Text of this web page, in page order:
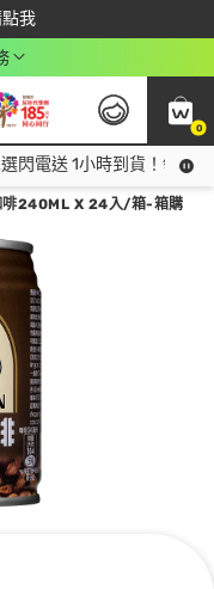
我
0
閃電送 1小時到貨！領神
啡240ML X 24入/箱-箱購